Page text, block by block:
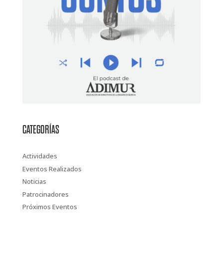
CATEGORÍAS
Actividades
Eventos Realizados
Noticias
Patrocinadores
Próximos Eventos